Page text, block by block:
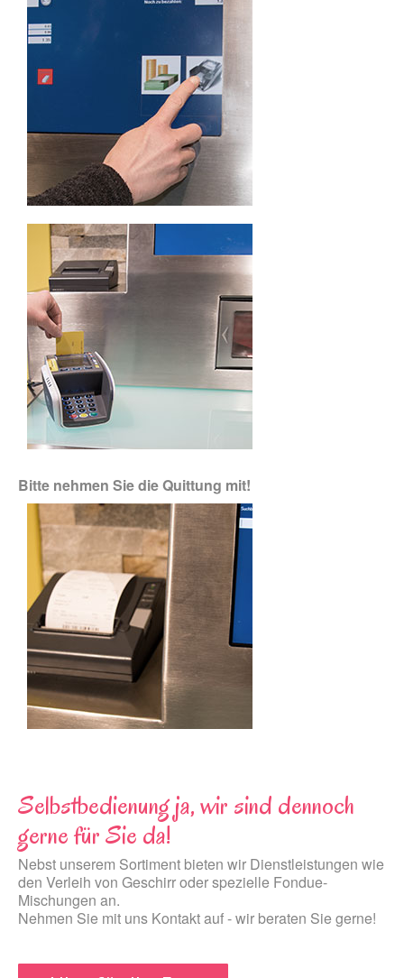
Bitte nehmen Sie die Quittung mit!
Selbstbedienung ja, wir sind dennoch
gerne für Sie da!
Nebst unserem Sortiment bieten wir Dienstleistungen wie
den Verleih von Geschirr oder spezielle Fondue-
Mischungen an.
Nehmen Sie mit uns Kontakt auf - wir beraten Sie gerne!